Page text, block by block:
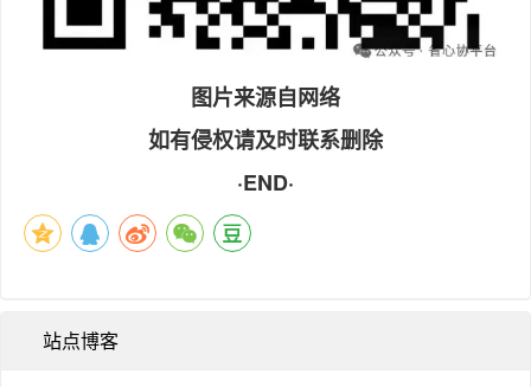
图片来源自网络
如有侵权请及时联系删除
·END·
站点博客